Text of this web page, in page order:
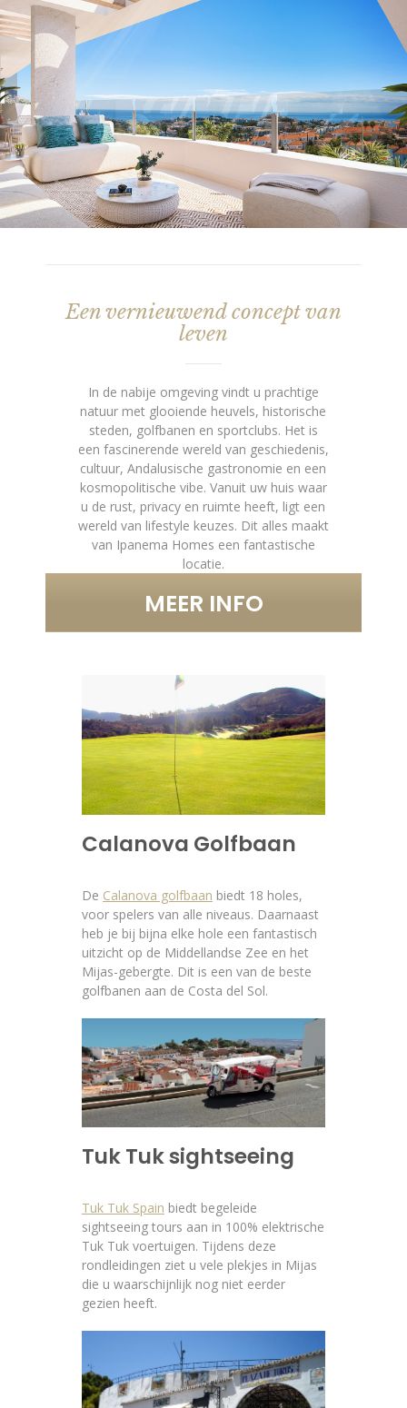
Een vernieuwend concept van
leven
In de nabije omgeving vindt u prachtige
natuur met glooiende heuvels, historische
steden, golfbanen en sportclubs. Het is
een fascinerende wereld van geschiedenis,
cultuur, Andalusische gastronomie en een
kosmopolitische vibe. Vanuit uw huis waar
u de rust, privacy en ruimte heeft, ligt een
wereld van lifestyle keuzes. Dit alles maakt
van Ipanema Homes een fantastische
locatie.
MEER INFO
Calanova Golfbaan
De Calanova golfbaan biedt 18 holes,
voor spelers van alle niveaus. Daarnaast
heb je bij bijna elke hole een fantastisch
uitzicht op de Middellandse Zee en het
Mijas-gebergte. Dit is een van de beste
golfbanen aan de Costa del Sol.
Tuk Tuk sightseeing
Tuk Tuk Spain biedt begeleide
sightseeing tours aan in 100% elektrische
Tuk Tuk voertuigen. Tijdens deze
rondleidingen ziet u vele plekjes in Mijas
die u waarschijnlijk nog niet eerder
gezien heeft.